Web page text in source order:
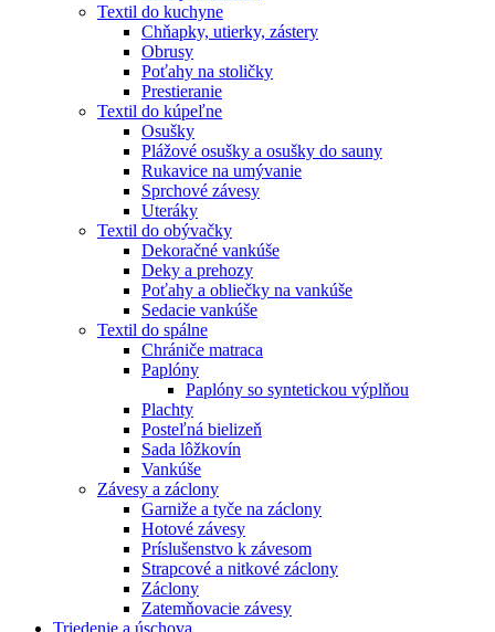
Textil do kuchyne
Chňapky, utierky, zástery
Obrusy
Poťahy na stoličky
Prestieranie
Textil do kúpeľne
Osušky
Plážové osušky a osušky do sauny
Rukavice na umývanie
Sprchové závesy
Uteráky
Textil do obývačky
Dekoračné vankúše
Deky a prehozy
Poťahy a obliečky na vankúše
Sedacie vankúše
Textil do spálne
Chrániče matraca
Paplóny
Paplóny so syntetickou výplňou
Plachty
Posteľná bielizeň
Sada lôžkovín
Vankúše
Závesy a záclony
Garniže a tyče na záclony
Hotové závesy
Príslušenstvo k závesom
Strapcové a nitkové záclony
Záclony
Zatemňovacie závesy
Triedenie a úschova